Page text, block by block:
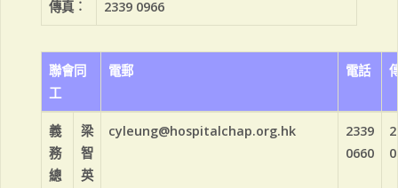
傳真︰ 2339 0966
聯會同
工
電郵 電話
義
務
總
梁
智
英
cyleung@hospitalchap.org.hk
2339
0660